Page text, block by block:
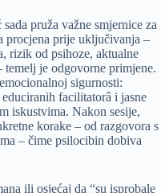
pruža važne smjernice za
procjena prije uključivanja –
rizik od psihoze, aktualne
je odgovorne primjene.
sigurnosti:
facilitatorâ i jasne
iskustvima. Nakon sesije,
korake – od razgovora s
– čime psilocibin dobiva
ili osjećaj da “su isprobale